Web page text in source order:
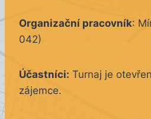
Organizační pracovník:
042)
Účastníci: Turnaj je
zájemce.